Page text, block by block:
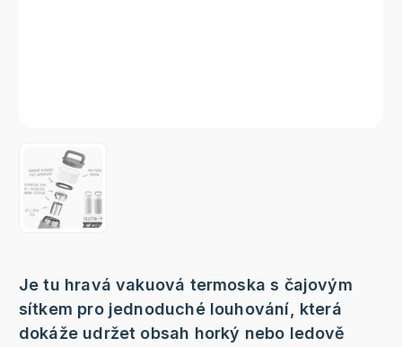
Je tu hravá vakuová termoska s čajovým
sítkem pro jednoduché louhování, která
dokáže udržet obsah horký nebo ledově